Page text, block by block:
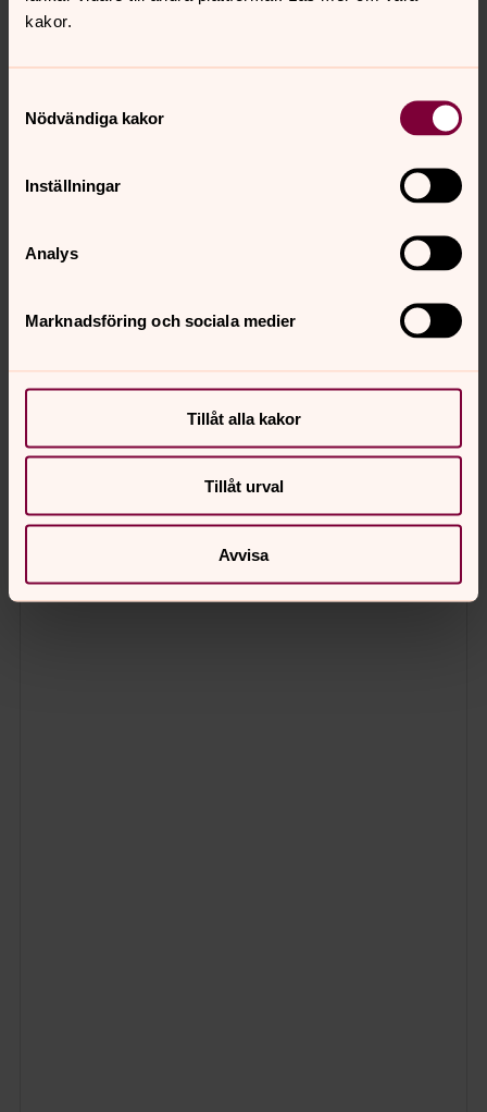
kakor.
Nödvändiga kakor
Inställningar
Analys
Marknadsföring och sociala medier
Tillåt alla kakor
Tillåt urval
Avvisa